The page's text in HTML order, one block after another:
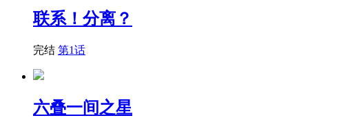
联系！分离？
完结 第1话
六叠一间之星